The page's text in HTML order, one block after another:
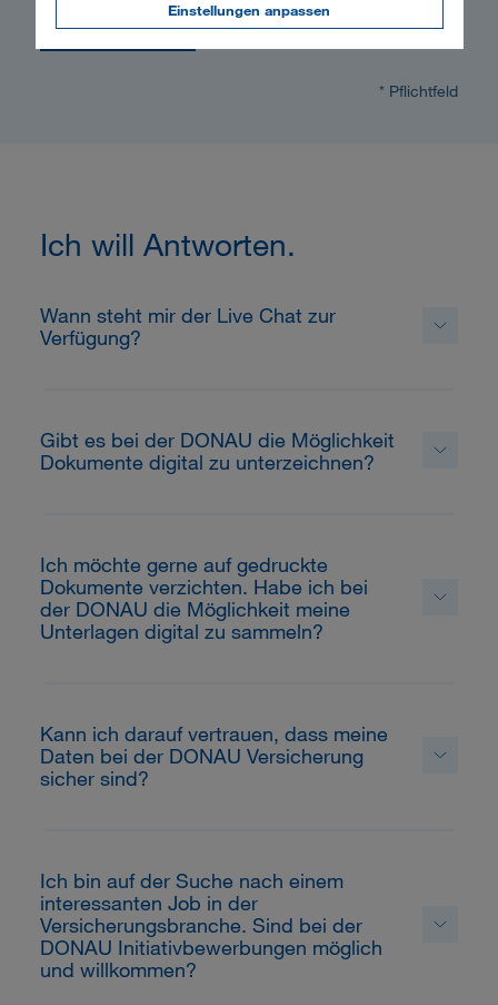
Einstellungen anpassen
Absenden
* Pflichtfeld
Ich will Antworten.
Wann steht mir der Live Chat zur
Verfügung?
Gibt es bei der DONAU die Möglichkeit
Dokumente digital zu unterzeichnen?
Ich möchte gerne auf gedruckte
Dokumente verzichten. Habe ich bei
der DONAU die Möglichkeit meine
Unterlagen digital zu sammeln?
Kann ich darauf vertrauen, dass meine
Daten bei der DONAU Versicherung
sicher sind?
Ich bin auf der Suche nach einem
interessanten Job in der
Versicherungsbranche. Sind bei der
DONAU Initiativbewerbungen möglich
und willkommen?